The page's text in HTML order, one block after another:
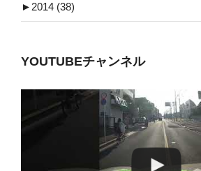
► 2014 (38)
YOUTUBEチャンネル